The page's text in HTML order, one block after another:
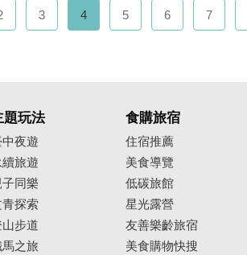
3 4 5 6 7
題玩法
夜遊
旅遊
同樂
探索
步道
之旅
食購旅宿
住宿推薦
美食導覽
低碳旅館
星光露營
友善樂齡旅宿
美食購物快搜